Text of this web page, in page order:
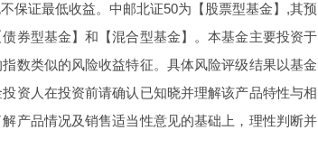
保证最低收益。中邮北证50为【股票型基金】,其预
券型基金】和【混合型基金】。本基金主要投资于
数类似的风险收益特征。具体风险评级结果以基金
资人在投资前请确认已知晓并理解该产品特性与相
产品情况及销售适当性意见的基础上，理性判断并